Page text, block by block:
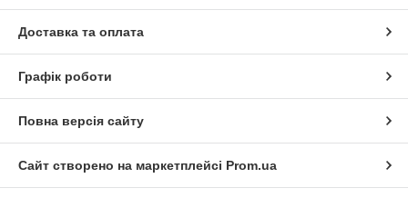
Доставка та оплата
Графік роботи
Повна версія сайту
Сайт створено на маркетплейсі Prom.ua